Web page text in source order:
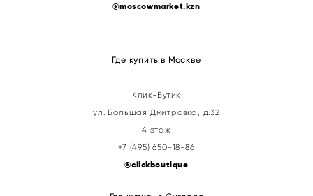
@moscowmarket.kzn
Где купить в Москве
Клик-Бутик
ул. Большая Дмитровка, д.32
4 этаж
+7 (495) 650-18-86
@clickboutique